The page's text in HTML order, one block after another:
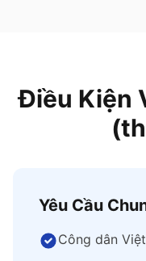
Điều Kiện
Yêu Cầu
Công dân